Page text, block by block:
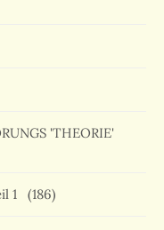
'THEORIE'
1 (186)